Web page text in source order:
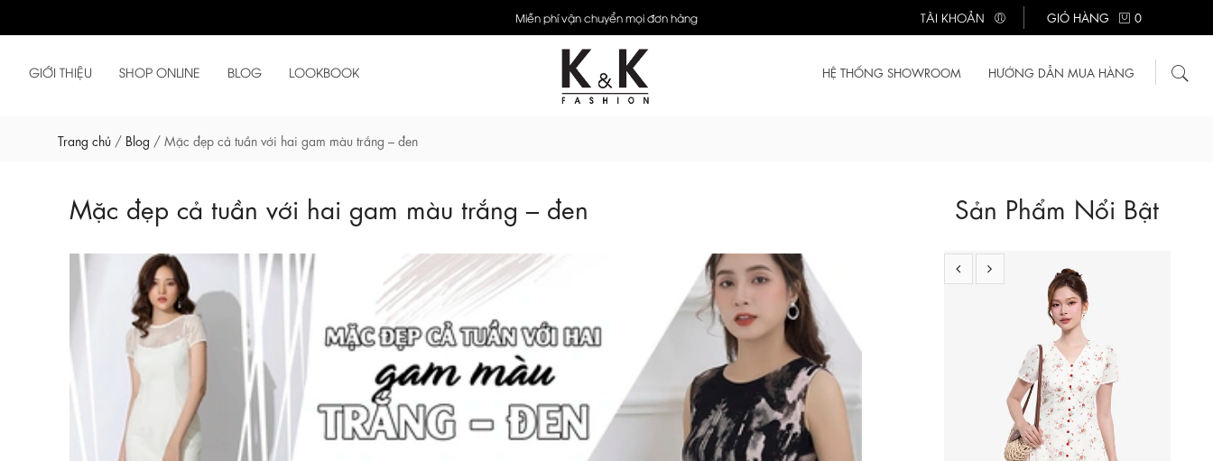
Miễn phí vận chuyển mọi đơn hàng TÀI KHOẢN GIỎ HÀNG 0
GIỚI THIỆU SHOP ONLINE BLOG LOOKBOOK HỆ THỐNG SHOWROOM HƯỚNG DẪN MUA HÀNG
Trang chủ / Blog / Mặc đẹp cả tuần với hai gam màu trắng – đen
Mặc đẹp cả tuần với hai gam màu trắng – đen Sản Phẩm Nổi Bật
Đầm trắng họa tiết hoa dáng chữ A